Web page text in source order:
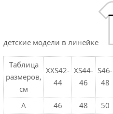
детские модели в линейке
Таблица
размеров,
см
XXS42-
44
XS44-
46
S46-
48
A 46 48 50